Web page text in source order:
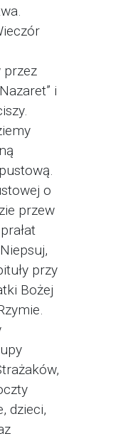
przez
i
o
przew
przy
Bożej
dzieci,